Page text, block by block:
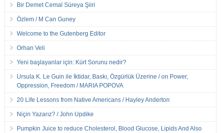
Bir Demet Cemal Süreya Şiiri
Özlem / M Can Guney
Welcome to the Gutenberg Editor
Orhan Veli
Yeni başlayanlar için: Kürt Sorunu nedir?
Ursula K. Le Guin ile İktidar, Baskı, Özgürlük Üzerine / on Power,
Oppression, Freedom / MARIA POPOVA
20 Life Lessons from Native Americans / Hayley Anderton
Niçin Yazarız? / John Updike
Pumpkin Juice to reduce Cholesterol, Blood Glucose, Lipids And Also